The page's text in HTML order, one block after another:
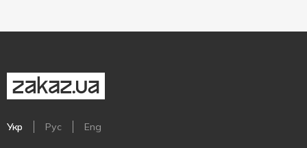
Укр Рус Eng